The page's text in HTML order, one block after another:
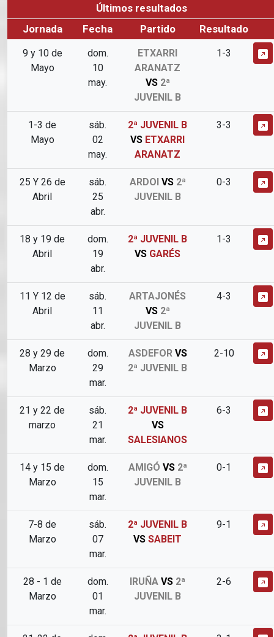
Últimos resultados
Jornada
Fecha Partido Resultado
9 y 10 de
Mayo
dom.
10
may.
ETXARRI
ARANATZ
VS2ª
JUVENIL B
1-3
1-3 de
Mayo
sáb.
02
may.
2ª JUVENIL B
VS ETXARRI
ARANATZ
3-3
25 Y 26 de
Abril
sáb.
25
abr.
ARDOI VS2ª
JUVENIL B
0-3
18 y 19 de
Abril
dom.
19
abr.
2ª JUVENIL B
VS GARÉS
1-3
11 Y 12 de
Abril
sáb.
11
abr.
ARTAJONÉS
VS2ª
JUVENIL B
4-3
28 y 29 de
Marzo
dom.
29
mar.
ASDEFOR VS
2ª JUVENIL B
2-10
21 y 22 de
marzo
sáb.
21
mar.
2ª JUVENIL B
VS
SALESIANOS
6-3
14 y 15 de
Marzo
dom.
15
mar.
AMIGÓ VS2ª
JUVENIL B
0-1
7-8 de
Marzo
sáb.
07
mar.
2ª JUVENIL B
VS SABEIT
9-1
28 - 1 de
Marzo
dom.
01
mar.
IRUÑA VS 2ª
JUVENIL B
2-6